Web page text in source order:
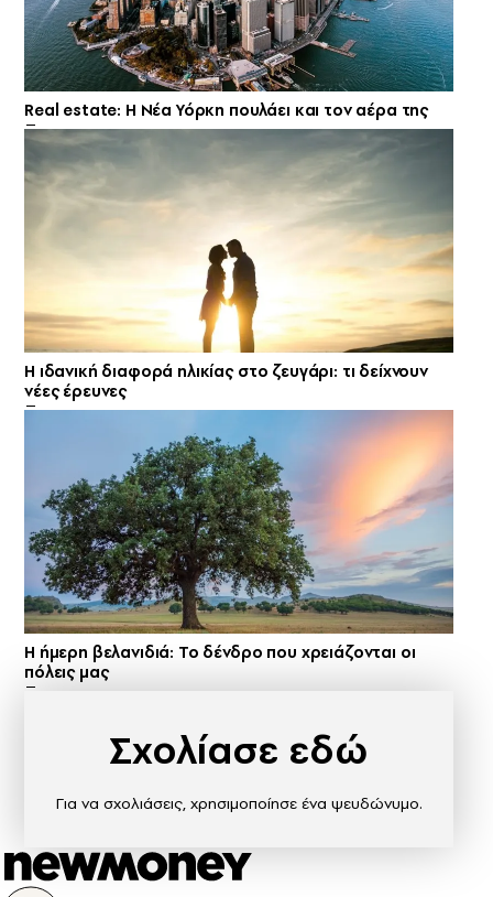
Real estate: H Νέα Υόρκη πουλάει και τον αέρα της
Η ιδανική διαφορά ηλικίας στο ζευγάρι: τι δείχνουν
νέες έρευνες
Η ήμερη βελανιδιά: Το δένδρο που χρειάζονται οι
πόλεις μας
Σχολίασε εδώ
Για να σχολιάσεις, χρησιμοποίησε ένα ψευδώνυμο.